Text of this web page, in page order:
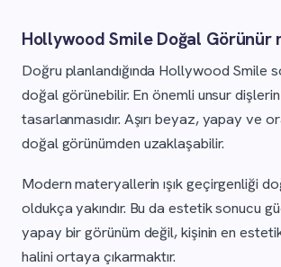
Hollywood Smile Doğal Görünür
Doğru planlandığında Hollywood Smile
doğal görünebilir. En önemli unsur
tasarlanmasıdır. Aşırı beyaz, yapay ve
doğal görünümden uzaklaşabilir.
Modern materyallerin ışık geçirgenliği
oldukça yakındır. Bu da estetik sonucu
yapay bir görünüm değil, kişinin en
halini ortaya çıkarmaktır.